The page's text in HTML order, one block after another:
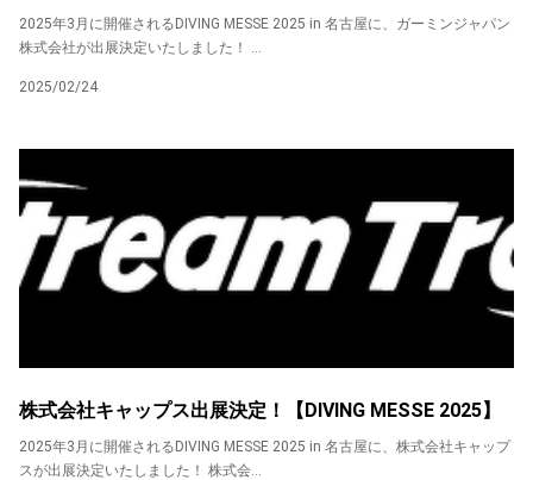
2025年3月に開催されるDIVING MESSE 2025 in 名古屋に、ガーミンジャパン
株式会社が出展決定いたしました！ ...
2025/02/24
株式会社キャップス出展決定！【DIVING MESSE 2025】
2025年3月に開催されるDIVING MESSE 2025 in 名古屋に、株式会社キャップ
スが出展決定いたしました！ 株式会...